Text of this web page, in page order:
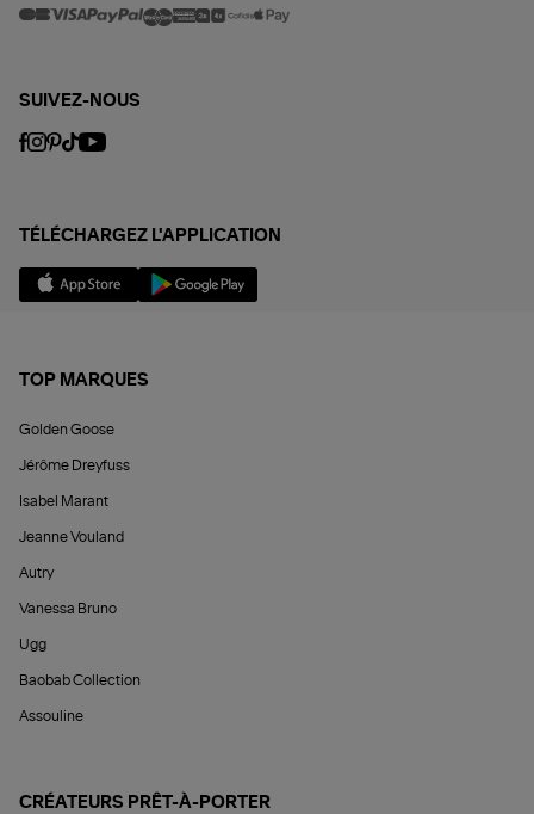
SUIVEZ-NOUS
TÉLÉCHARGEZ L'APPLICATION
TOP MARQUES
Golden Goose
Jérôme Dreyfuss
Isabel Marant
Jeanne Vouland
Autry
Vanessa Bruno
Ugg
Baobab Collection
Assouline
CRÉATEURS PRÊT-À-PORTER